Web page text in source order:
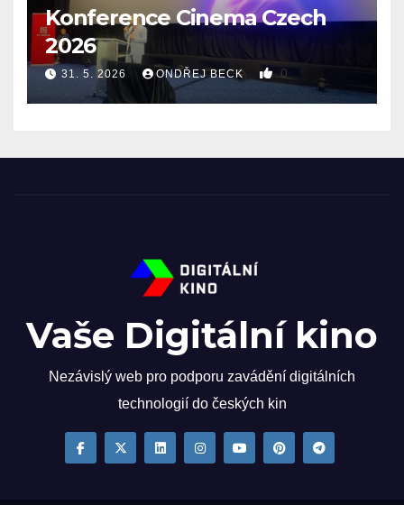
Konference Cinema Czech
2026
31. 5. 2026 ONDŘEJ BECK 0
Vaše Digitální kino
Nezávislý web pro podporu zavádění digitálních
technologií do českých kin